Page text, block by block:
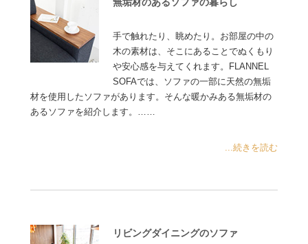
無垢材のあるソファの暮らし
手で触れたり、眺めたり。お部屋の中の
木の素材は、そこにあることでぬくもり
や安心感を与えてくれます。FLANNEL
SOFAでは、ソファの一部に天然の無垢
材を使用したソファがあります。そんな暖かみある無垢材の
あるソファを紹介します。……
...続きを読む
リビングダイニングのソファ